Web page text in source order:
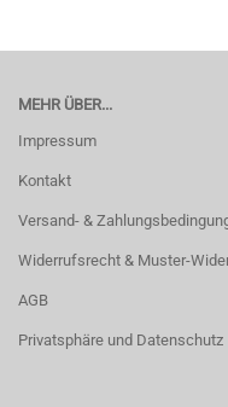
MEHR ÜBER...
Impressum
Kontakt
Versand- &
Widerrufsrecht & Muster-
AGB
Privatsphäre und Datenschutz